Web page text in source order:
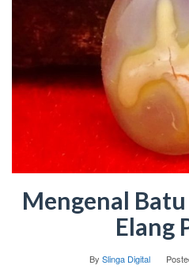
Mengenal
Elang
By Slinga Digital